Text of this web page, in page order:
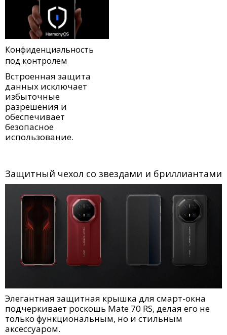
Конфиденциальность
под контролем
Встроенная защита
данных исключает
избыточные
разрешения и
обеспечивает
безопасное
использование.
Защитный чехол со звездами и бриллиантами
Элегантная защитная крышка для смарт-окна
подчеркивает роскошь Mate 70 RS, делая его не
только функциональным, но и стильным
аксессуаром.